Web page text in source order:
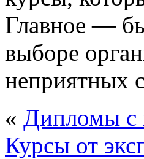
Главное —
выборе
неприятных
« Дипломы с
Курсы от